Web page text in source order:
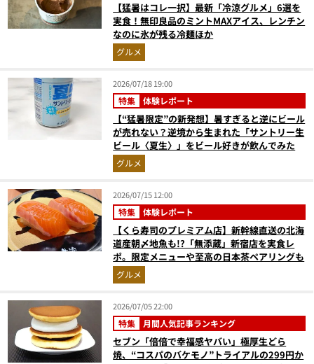
【猛暑はコレ一択】最新「冷涼グルメ」6選を
実食！無印良品のミントMAXアイス、レンチン
なのに氷が残る冷麺ほか
グルメ
2026/07/18 19:00
特集 体験レポート
【“猛暑限定”の新発想】暑すぎると逆にビール
が売れない？逆境から生まれた「サントリー生
ビール〈夏生〉」をビール好きが飲んでみた
グルメ
2026/07/15 12:00
特集 体験レポート
【くら寿司のプレミアム店】新幹線直送の北海
道産朝〆地魚も!?「無添蔵」新宿店を実食レ
ポ。限定メニューや至高の日本茶ペアリングも
グルメ
2026/07/05 22:00
特集 月間人気記事ランキング
セブン「倍倍で幸福感ヤバい」極厚生どら
焼、“コスパのバケモノ”トライアルの299円か